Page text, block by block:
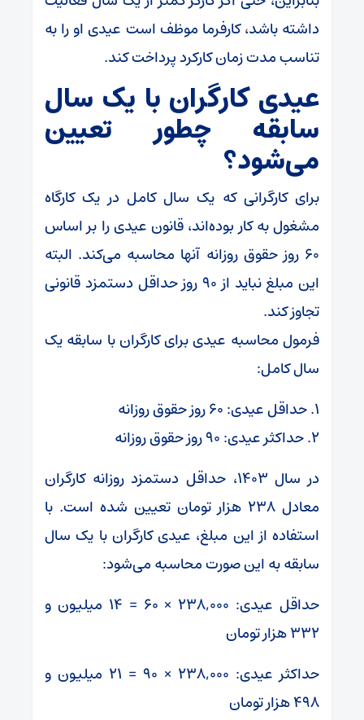
داشته باشد، کارفرما موظف است عیدی او را به
تناسب مدت زمان کارکرد پرداخت کند.
عیدی کارگران با یک سال
سابقه چطور تعیین
می‌شود؟
برای کارگرانی که یک سال کامل در یک کارگاه
مشغول به کار بوده‌اند، قانون عیدی را بر اساس
۶۰ روز حقوق روزانه آنها محاسبه می‌کند. البته
این مبلغ نباید از ۹۰ روز حداقل دستمزد قانونی
تجاوز کند.
فرمول محاسبه عیدی برای کارگران با سابقه یک
سال کامل:
۱. حداقل عیدی: ۶۰ روز حقوق روزانه
۲. حداکثر عیدی: ۹۰ روز حقوق روزانه
در سال ۱۴۰۳، حداقل دستمزد روزانه کارگران
معادل ۲۳۸ هزار تومان تعیین شده است. با
استفاده از این مبلغ، عیدی کارگران با یک سال
سابقه به این صورت محاسبه می‌شود:
حداقل عیدی: ۲۳۸,۰۰۰ × ۶۰ = ۱۴ میلیون و
۳۳۲ هزار تومان
حداکثر عیدی: ۲۳۸,۰۰۰ × ۹۰ = ۲۱ میلیون و
۴۹۸ هزار تومان